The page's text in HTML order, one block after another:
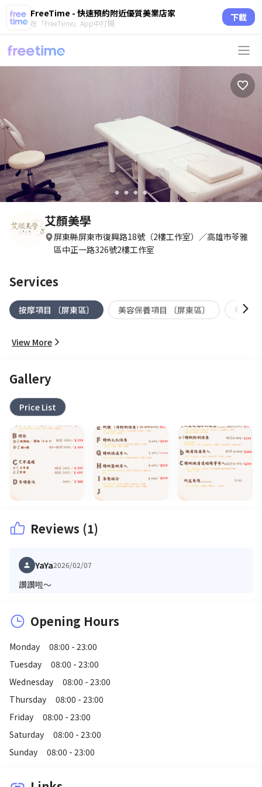
FreeTime - 快速預約附近優質美業店家
在「FreeTime」App中打開 下載
circle circle circle circle
艾顏美學
屏東縣屏東市復興路18號（2樓工作室）／高雄市苓雅
區中正一路326號2樓工作室
Services
按摩項目 〔屏東區〕 美容保養項目 〔屏東區〕 學生方
View More
Gallery
Price List
Reviews (1)
YaYa2026/02/07
讚讚啦～
Opening Hours
Monday
08:00 - 23:00
Tuesday
08:00 - 23:00
Wednesday
08:00 - 23:00
Thursday
08:00 - 23:00
Friday
08:00 - 23:00
Saturday
08:00 - 23:00
Sunday
08:00 - 23:00